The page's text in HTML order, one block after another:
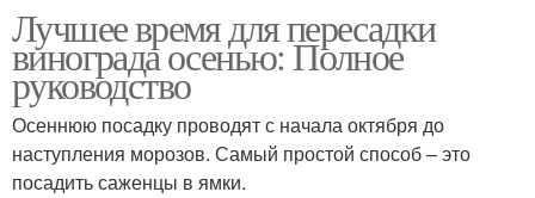
Лучшее время для пересадки
винограда осенью: Полное
руководство
Осеннюю посадку проводят с начала октября до
наступления морозов. Самый простой способ – это
посадить саженцы в ямки.